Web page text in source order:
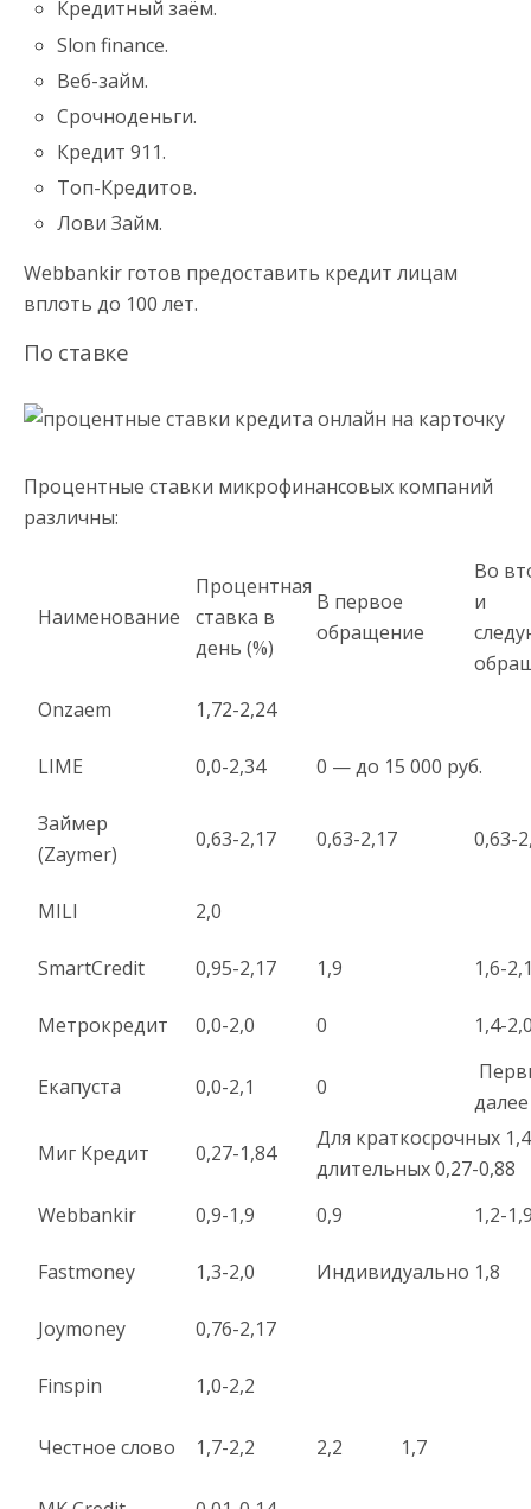
Кредитный заём.
Slon finance.
Веб-займ.
Срочноденьги.
Кредит 911.
Топ-Кредитов.
Лови Займ.
Webbankir готов предоставить кредит лицам
вплоть до 100 лет.
По ставке
Процентные ставки микрофинансовых компаний
различны:
Наименование
Процентная
ставка в
день (%)
В первое
обращение
Во
и
Onzaem
1,72-2,24
LIME 0,0-2,34 0 — до 15 000 руб.
Займер
(Zaymer)
0,63-2,17 0,63-2,17 0,63-
MILI 2,0
SmartCredit 0,95-2,17 1,9 1,6-
Метрокредит 0,0-2,0 0 1,4-
Екапуста 0,0-2,1 0
Миг Кредит
0,27-1,84
Для краткосрочных
длительных 0,27-0,88
Webbankir
0,9-1,9 0,9 1,2-
Fastmoney 1,3-2,0 Индивидуально 1,8
Joymoney 0,76-2,17
Finspin 1,0-2,2
Честное слово 1,7-2,2 2,2 1,7